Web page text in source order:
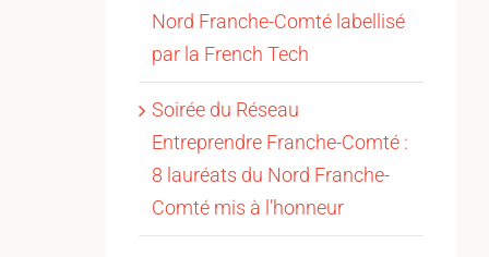
Nord Franche-Comté labellisé
par la French Tech
Soirée du Réseau
Entreprendre Franche-Comté :
8 lauréats du Nord Franche-
Comté mis à l’honneur